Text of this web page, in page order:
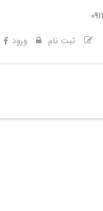
ثبت نام
ورود